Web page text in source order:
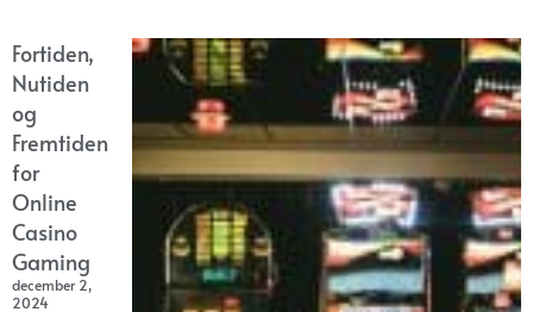
Fortiden,
Nutiden
og
Fremtiden
for
Online
Casino
Gaming
december 2,
2024